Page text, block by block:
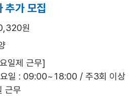
추가 모집
원
일제 근무]
요일 : 09:00~18:00 / 주3회 이상
근무